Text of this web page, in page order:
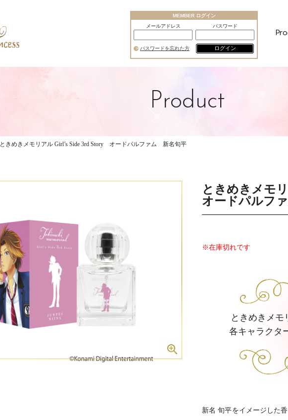
MEMBER ログイン
メールアドレス
パスワード
パスワードを忘れた方 ログイン
Product
ときめきメモリアル Girl’s Side 3rd Story オードパルファム 新名旬平
ときめきメモ
オードパルフ
※在庫切れです
ときめきメモ
各キャラクタ
新名 旬平をイメージした